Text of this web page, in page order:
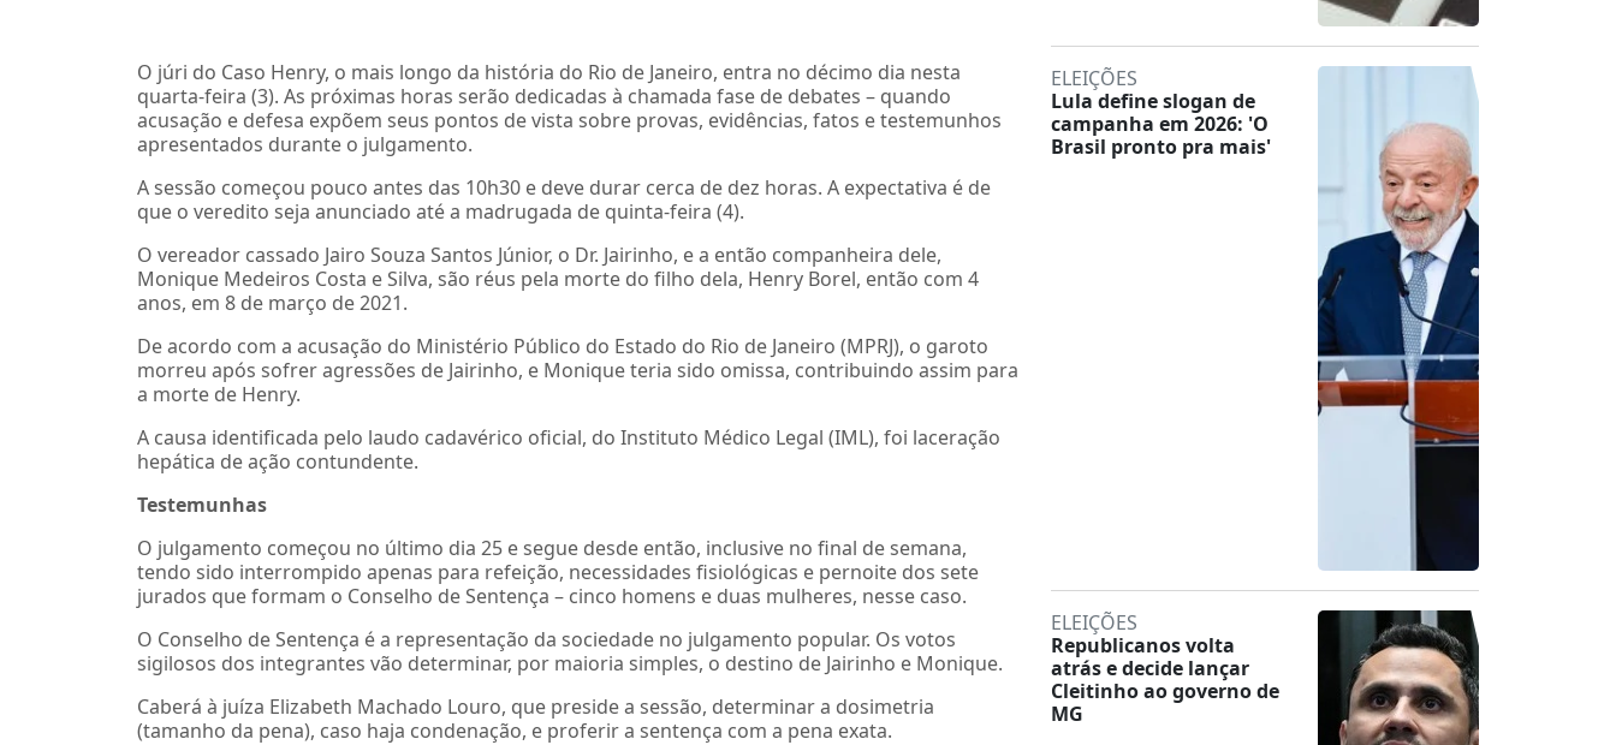
O júri do Caso Henry, o mais longo da história do Rio de Janeiro, entra no décimo dia nesta
quarta-feira (3). As próximas horas serão dedicadas à chamada fase de debates – quando
acusação e defesa expõem seus pontos de vista sobre provas, evidências, fatos e testemunhos
apresentados durante o julgamento.
A sessão começou pouco antes das 10h30 e deve durar cerca de dez horas. A expectativa é de
que o veredito seja anunciado até a madrugada de quinta-feira (4).
O vereador cassado Jairo Souza Santos Júnior, o Dr. Jairinho, e a então companheira dele,
Monique Medeiros Costa e Silva, são réus pela morte do filho dela, Henry Borel, então com 4
anos, em 8 de março de 2021.
De acordo com a acusação do Ministério Público do Estado do Rio de Janeiro (MPRJ), o garoto
morreu após sofrer agressões de Jairinho, e Monique teria sido omissa, contribuindo assim para
a morte de Henry.
A causa identificada pelo laudo cadavérico oficial, do Instituto Médico Legal (IML), foi laceração
hepática de ação contundente.
Testemunhas
O julgamento começou no último dia 25 e segue desde então, inclusive no final de semana,
tendo sido interrompido apenas para refeição, necessidades fisiológicas e pernoite dos sete
jurados que formam o Conselho de Sentença – cinco homens e duas mulheres, nesse caso.
O Conselho de Sentença é a representação da sociedade no julgamento popular. Os votos
sigilosos dos integrantes vão determinar, por maioria simples, o destino de Jairinho e Monique.
Caberá à juíza Elizabeth Machado Louro, que preside a sessão, determinar a dosimetria
(tamanho da pena), caso haja condenação, e proferir a sentença com a pena exata.
ELEIÇÕES
Lula define slogan de
campanha em 2026: 'O
Brasil pronto pra mais'
ELEIÇÕES
Republicanos volta
atrás e decide lançar
Cleitinho ao governo de
MG